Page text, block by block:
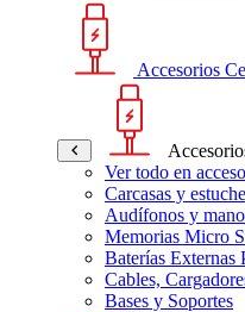
Accesorios
Ver todo en
Carcasas y
Audífonos y
Memorias Micro
Baterías Externas
Cables,
Bases y Soportes